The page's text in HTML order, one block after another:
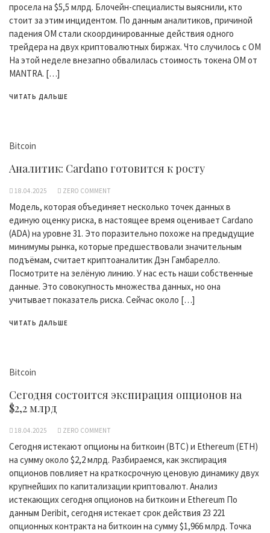
просела на $5,5 млрд. Блочейн-специалисты выяснили, кто
стоит за этим инцидентом. По данным аналитиков, причиной
падения OM стали скоординированные действия одного
трейдера на двух криптовалютных биржах. Что случилось с OM
На этой неделе внезапно обвалилась стоимость токена OM от
MANTRA. […]
ЧИТАТЬ ДАЛЬШЕ
Bitcoin
Аналитик: Cardano готовится к росту
18.04.2025 ZERO COMMENT
Модель, которая объединяет несколько точек данных в
единую оценку риска, в настоящее время оценивает Cardano
(ADA) на уровне 31. Это поразительно похоже на предыдущие
минимумы рынка, которые предшествовали значительным
подъёмам, считает криптоаналитик Дэн Гамбарелло.
Посмотрите на зелёную линию. У нас есть наши собственные
данные. Это совокупность множества данных, но она
учитывает показатель риска. Сейчас около […]
ЧИТАТЬ ДАЛЬШЕ
Bitcoin
Сегодня состоится экспирация опционов на
$2,2 млрд
18.04.2025 ZERO COMMENT
Сегодня истекают опционы на биткоин (BTC) и Ethereum (ETH)
на сумму около $2,2 млрд. Разбираемся, как экспирация
опционов повлияет на краткосрочную ценовую динамику двух
крупнейших по капитализации криптовалют. Анализ
истекающих сегодня опционов на биткоин и Ethereum По
данным Deribit, сегодня истекает срок действия 23 221
опционных контракта на биткоин на сумму $1,966 млрд. Точка